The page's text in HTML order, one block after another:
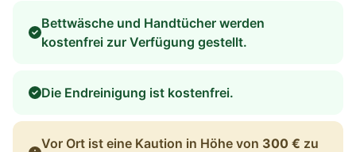
Bettwäsche und Handtücher werden
kostenfrei zur Verfügung gestellt.
Die Endreinigung ist kostenfrei.
Vor Ort ist eine Kaution in Höhe von 300 € zu